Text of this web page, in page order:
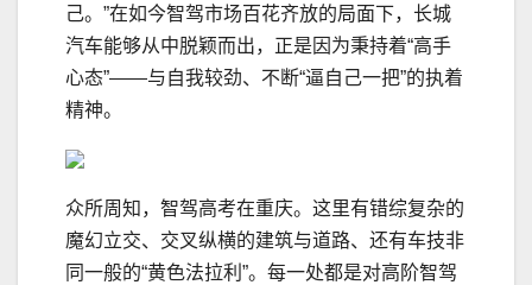
己。”在如今智驾市场百花齐放的局面下，长城
汽车能够从中脱颖而出，正是因为秉持着“高手
心态”——与自我较劲、不断“逼自己一把”的执着
精神。
众所周知，智驾高考在重庆。这里有错综复杂的
魔幻立交、交叉纵横的建筑与道路、还有车技非
同一般的“黄色法拉利”。每一处都是对高阶智驾